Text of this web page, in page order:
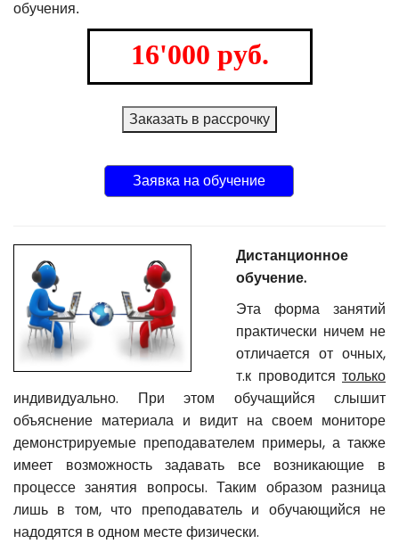
обучения.
16'000 руб.
Заказать в рассрочку
Заявка на обучение
Дистанционное
обучение.
Эта форма занятий
практически ничем не
отличается от очных,
т.к проводится только
индивидуально. При этом обучащийся слышит
объяснение материала и видит на своем мониторе
демонстрируемые преподавателем примеры, а также
имеет возможность задавать все возникающие в
процессе занятия вопросы. Таким образом разница
лишь в том, что преподаватель и обучающийся не
надодятся в одном месте физически.